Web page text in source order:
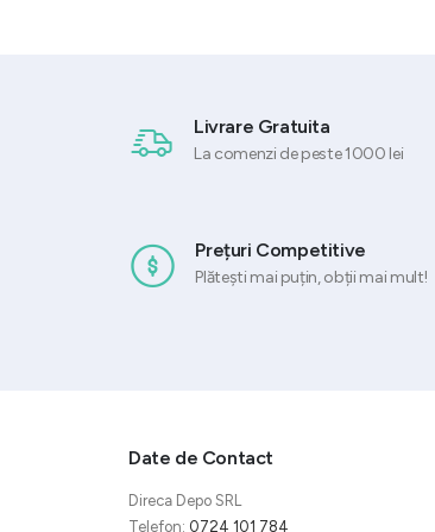
Livrare Gratuita
La comenzi de peste 1000 lei
Prețuri Competitive
Plătești mai puțin, obții mai mult!
Date de Contact
Direca Depo SRL
Telefon: 0724 101 784